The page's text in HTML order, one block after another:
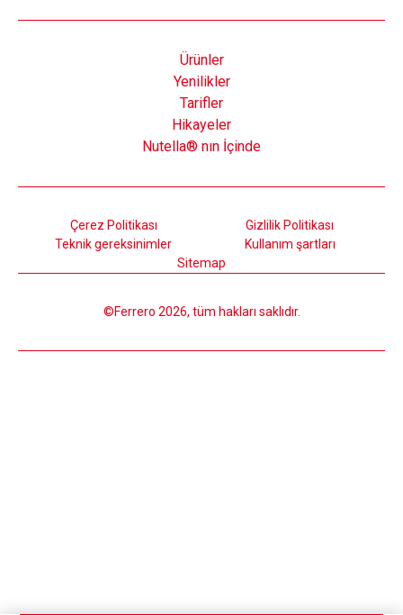
Ürünler
Yenilikler
Tarifler
Hikayeler
Nutella® nın İçinde
©Ferrero 2026, tüm hakları saklıdır.
Çerez Politikası
Gizlilik Politikası
Teknik gereksinimler
Kullanım şartları
Sitemap